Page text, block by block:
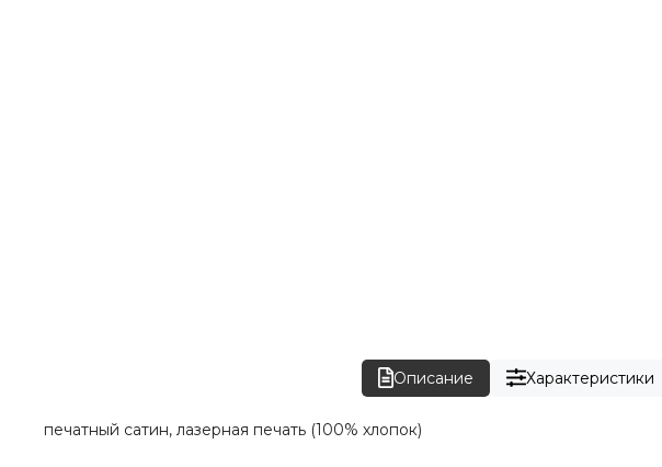
Описание Характеристики
печатный сатин, лазерная печать (100% хлопок)